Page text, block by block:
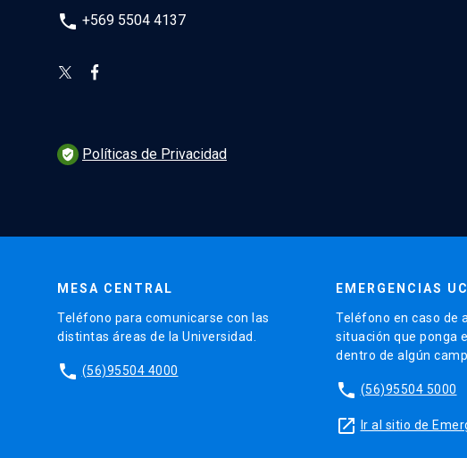
phone +569 5504 4137
verified_user Políticas de Privacidad
MESA CENTRAL
Teléfono para comunicarse con las
distintas áreas de la Universidad.
phone (56)95504 4000
EMERGENCIAS UC
Teléfono en caso de
situación que ponga
dentro de algún
phone (56)95504 5000
launch Ir al sitio de